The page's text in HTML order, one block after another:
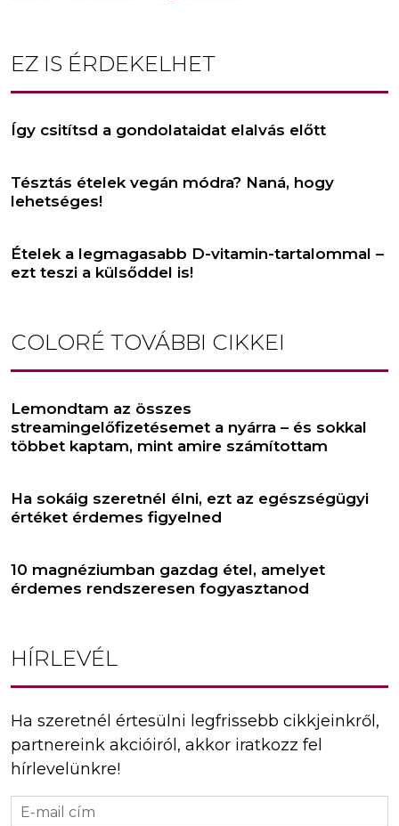
EZ IS ÉRDEKELHET
Így csitítsd a gondolataidat elalvás előtt
Tésztás ételek vegán módra? Naná, hogy
lehetséges!
Ételek a legmagasabb D-vitamin-tartalommal –
ezt teszi a külsőddel is!
COLORÉ TOVÁBBI CIKKEI
Lemondtam az összes
streamingelőfizetésemet a nyárra – és sokkal
többet kaptam, mint amire számítottam
Ha sokáig szeretnél élni, ezt az egészségügyi
értéket érdemes figyelned
10 magnéziumban gazdag étel, amelyet
érdemes rendszeresen fogyasztanod
HÍRLEVÉL
Ha szeretnél értesülni legfrissebb cikkjeinkről,
partnereink akcióiról, akkor iratkozz fel
hírlevelünkre!